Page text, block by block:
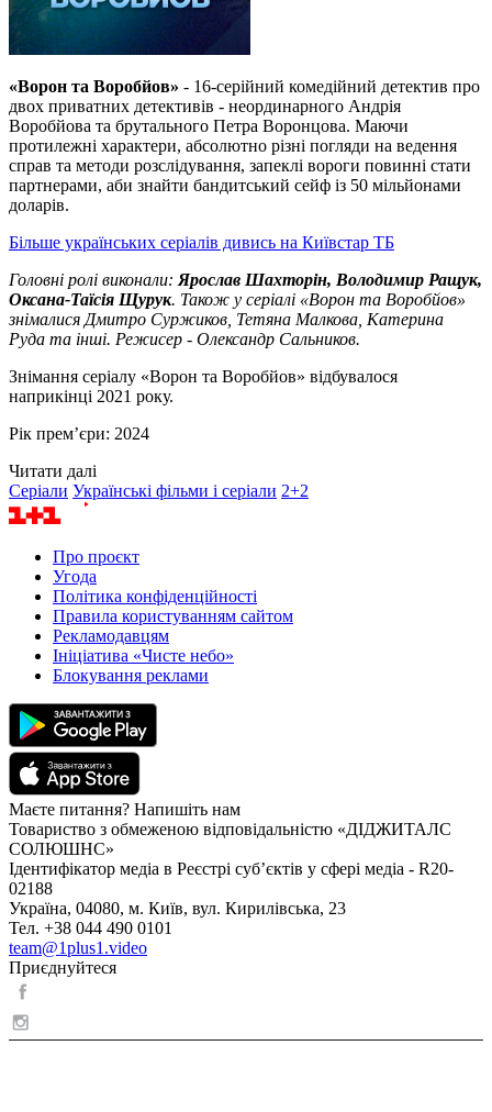
«Ворон та Воробйов» - 16-серійний комедійний детектив про
двох приватних детективів - неординарного Андрія
Воробйова та брутального Петра Воронцова. Маючи
протилежні характери, абсолютно різні погляди на ведення
справ та методи розслідування, запеклі вороги повинні стати
партнерами, аби знайти бандитський сейф із 50 мільйонами
доларів.
Більше українських серіалів дивись на Київстар ТБ
Головні ролі виконали: Ярослав Шахторін, Володимир Ращук,
Оксана-Таїсія Щурук. Також у серіалі «Ворон та Воробйов»
знімалися Дмитро Суржиков, Тетяна Малкова, Катерина
Руда та інші. Режисер - Олександр Сальников.
Знімання серіалу «Ворон та Воробйов» відбувалося
наприкінці 2021 року.
Рік прем’єри: 2024
Читати далі
Серіали Українські фільми і серіали 2+2
Про проєкт
Угода
Політика конфіденційності
Правила користуванням сайтом
Рекламодавцям
Ініціатива «Чисте небо»
Блокування реклами
Маєте питання? Напишіть нам
Товариство з обмеженою відповідальністю «ДІДЖИТАЛС
СОЛЮШНС»
Ідентифікатор медіа в Реєстрі суб’єктів у сфері медіа - R20-
02188
Україна, 04080, м. Київ, вул. Кирилівська, 23
Тел. +38 044 490 0101
team@1plus1.video
Приєднуйтеся